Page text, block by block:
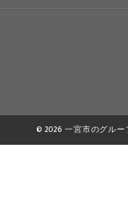
© 2026 一宮市のグルー